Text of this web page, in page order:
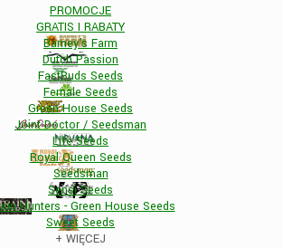
PROMOCJE
GRATIS I RABATY
Barney's Farm
Dutch Passion
FastBuds Seeds
Female Seeds
Green House Seeds
Joint Doctor / Seedsman
Life Seeds
Royal Queen Seeds
Seedsman
Sensi Seeds
Hunters - Green House Seeds
Sweet Seeds
+ WIĘCEJ